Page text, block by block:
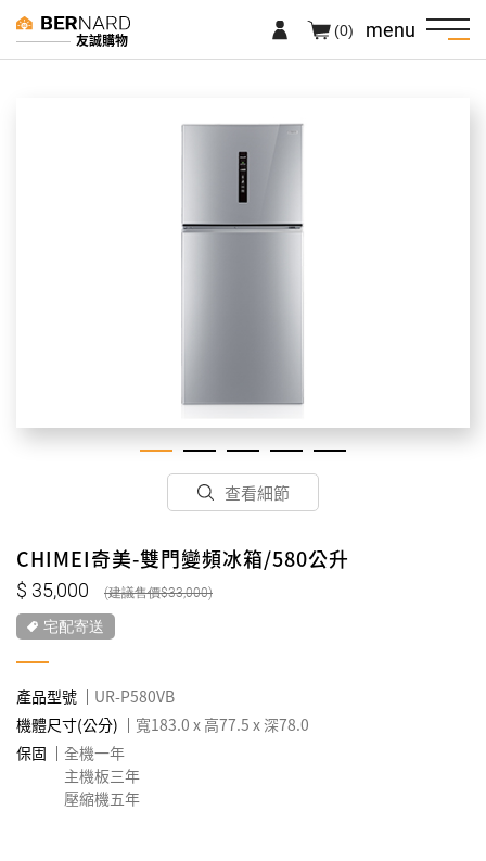
友誠購物 menu
(0)
查看細節
CHIMEI奇美-雙門變頻冰箱/580公升
35,000 33,000
宅配寄送
產品型號
UR-P580VB
機體尺寸(公分)
寬183.0 x 高77.5 x 深78.0
保固
全機一年
主機板三年
壓縮機五年